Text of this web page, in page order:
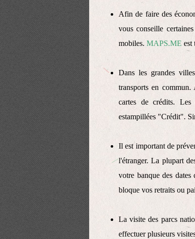
Afin de faire des
vous conseille
mobiles. MAPS.ME est
Dans les grandes
transports en
cartes de crédits. Les
estampillées "Crédit".
Il est important de
l'étranger. La plupart
votre banque des
bloque vos retraits ou
La visite des parcs
effectuer plusieurs